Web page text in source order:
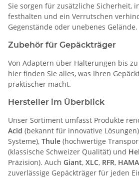
Sie sorgen für zusätzliche Sicherheit,
festhalten und ein Verrutschen
Gegenstände oder unebenes Gelände.
Zubehör für Gepäckträger
Von Adaptern über Halterungen bis
hier finden Sie alles, was Ihren
praktischer macht.
Hersteller im Überblick
Unser Sortiment umfasst Produkte
Acid (bekannt für innovative
Systeme), Thule (hochwertige
(klassische Schweizer Qualität) und
Präzision). Auch Giant, XLC, RFR,
zuverlässige Gepäckträger für jeden